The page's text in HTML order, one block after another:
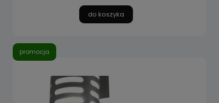
do koszyka
promocja